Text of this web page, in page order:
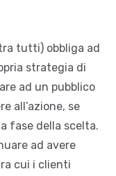
tutti) obbliga ad
strategia di
ad un pubblico
all’azione, se
fase della scelta.
ad avere
cui i clienti